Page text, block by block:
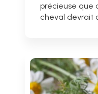
précieuse que
cheval devrait